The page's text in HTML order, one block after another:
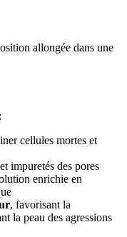
allongée dans une
cellules mortes et
impuretés des pores
enrichie en
, favorisant la
la peau des agressions